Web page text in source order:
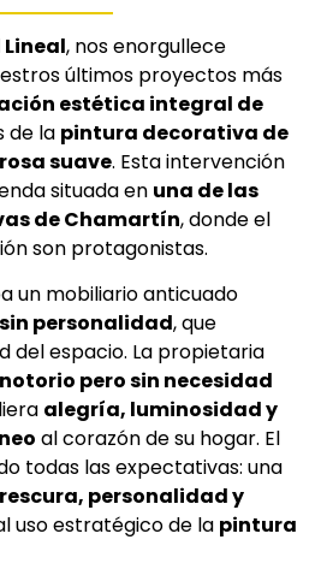
, nos enorgullece
últimos proyectos más
estética integral de
de la pintura decorativa de
suave. Esta intervención
situada en una de las
de Chamartín, donde el
son protagonistas.
un mobiliario anticuado
personalidad, que
del espacio. La propietaria
notorio pero sin necesidad
alegría, luminosidad y
al corazón de su hogar. El
todas las expectativas: una
personalidad y
uso estratégico de la pintura